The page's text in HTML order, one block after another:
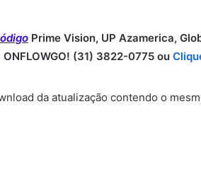
Prime Vision, UP Azamerica,
ONFLOWGO! (31) 3822-0775 ou
da atualização contendo o